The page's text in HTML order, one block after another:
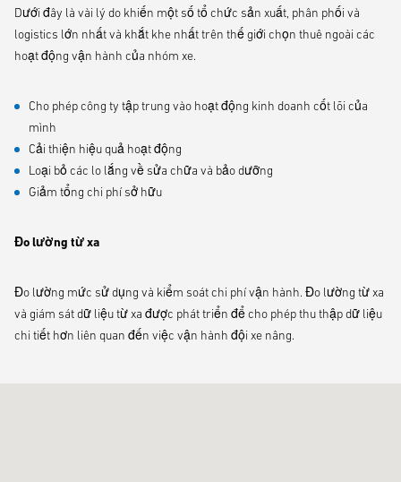
Dưới đây là vài lý do khiến một số tổ chức sản xuất, phân phối và
logistics lớn nhất và khắt khe nhất trên thế giới chọn thuê ngoài các
hoạt động vận hành của nhóm xe.
Cho phép công ty tập trung vào hoạt động kinh doanh cốt lõi của
mình
Cải thiện hiệu quả hoạt động
Loại bỏ các lo lắng về sửa chữa và bảo dưỡng
Giảm tổng chi phí sở hữu
Đo lường từ xa
Đo lường mức sử dụng và kiểm soát chi phí vận hành. Đo lường từ xa
và giám sát dữ liệu từ xa được phát triển để cho phép thu thập dữ liệu
chi tiết hơn liên quan đến việc vận hành đội xe nâng.